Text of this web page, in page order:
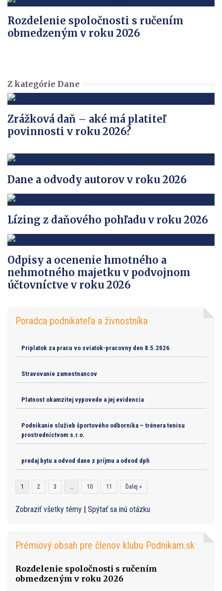
Rozdelenie spoločnosti s ručením
obmedzeným v roku 2026
Z kategórie Dane
Zrážková daň – aké má platiteľ
povinnosti v roku 2026?
Dane a odvody autorov v roku 2026
Lízing z daňového pohľadu v roku 2026
Odpisy a ocenenie hmotného a
nehmotného majetku v podvojnom
účtovníctve v roku 2026
Poradca podnikateľa a živnostníka
Priplatok za pracu vo sviatok-pracovny den 8.5.2026
Stravovanie zamestnancov
Platnost okamzitej vypovede a jej evidencia
Podnikanie služieb športového odborníka – trénera tenisu
prostredníctvom s.r.o.
predaj bytu a odvod dane z príjmu a odvod dph
1 2 3 … 10 11 Ďalej »
Zobraziť všetky témy | Spýtať sa inú otázku
Prémiový obsah pre členov klubu Podnikam.sk
Rozdelenie spoločnosti s ručením
obmedzeným v roku 2026